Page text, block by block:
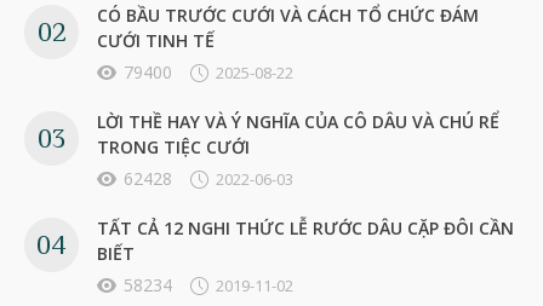
CÓ BẦU TRƯỚC CƯỚI VÀ CÁCH TỔ CHỨC ĐÁM
CƯỚI TINH TẾ
79400
2025-08-22
LỜI THỀ HAY VÀ Ý NGHĨA CỦA CÔ DÂU VÀ CHÚ RỂ
TRONG TIỆC CƯỚI
62428
2022-06-03
TẤT CẢ 12 NGHI THỨC LỄ RƯỚC DÂU CẶP ĐÔI CẦN
BIẾT
58234
2019-11-02